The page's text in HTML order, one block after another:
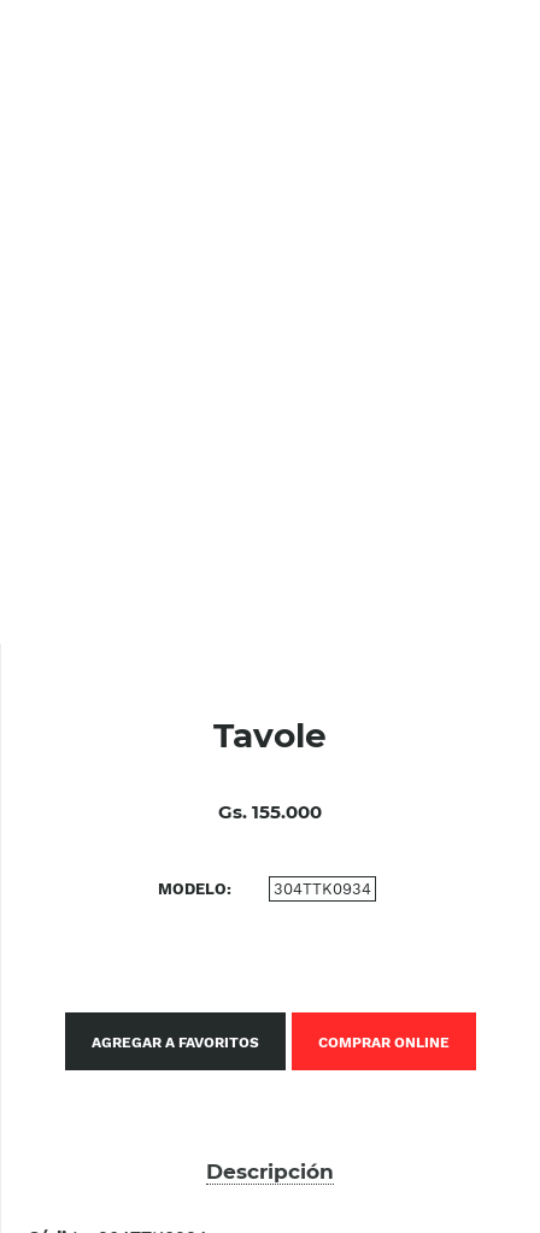
Tavole
Gs. 155.000
MODELO 304TTK0934
AGREGAR A FAVORITOS COMPRAR ONLINE
Descripción